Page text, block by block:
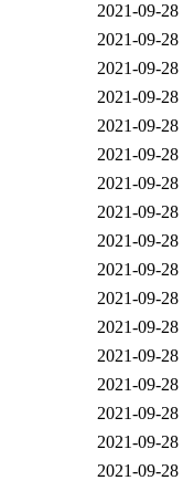
2021-09-28
2021-09-28
2021-09-28
2021-09-28
2021-09-28
2021-09-28
2021-09-28
2021-09-28
2021-09-28
2021-09-28
2021-09-28
2021-09-28
2021-09-28
2021-09-28
2021-09-28
2021-09-28
2021-09-28